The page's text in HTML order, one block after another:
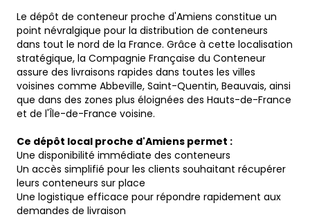
Le dépôt de conteneur proche d'Amiens constitue un
point névralgique pour la distribution de conteneurs
dans tout le nord de la France. Grâce à cette localisation
stratégique, la Compagnie Française du Conteneur
assure des livraisons rapides dans toutes les villes
voisines comme Abbeville, Saint-Quentin, Beauvais, ainsi
que dans des zones plus éloignées des Hauts-de-France
et de l'Île-de-France voisine.
Ce dépôt local proche d'Amiens permet :
Une disponibilité immédiate des conteneurs
Un accès simplifié pour les clients souhaitant récupérer
leurs conteneurs sur place
Une logistique efficace pour répondre rapidement aux
demandes de livraison